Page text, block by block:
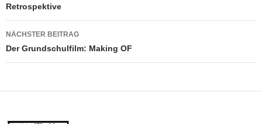
Retrospektive
NÄCHSTER BEITRAG
Der Grundschulfilm: Making OF